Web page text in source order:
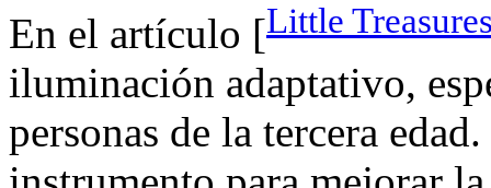
En el artículo [Little
iluminación adaptativo,
personas de la tercera